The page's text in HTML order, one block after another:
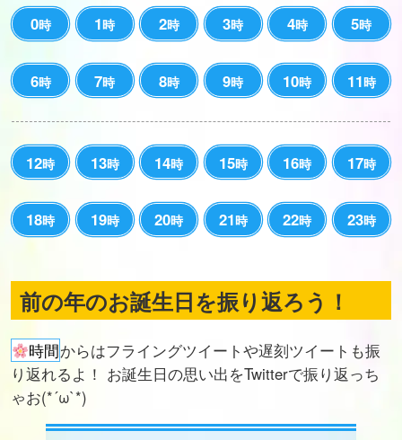
0時 1時 2時 3時 4時 5時
6時 7時 8時 9時 10時 11時
12時 13時 14時 15時 16時 17時
18時 19時 20時 21時 22時 23時
前の年のお誕生日を振り返ろう！
時間からはフライングツイートや遅刻ツイートも振
り返れるよ！ お誕生日の思い出をTwitterで振り返っち
ゃお(*´ω`*)